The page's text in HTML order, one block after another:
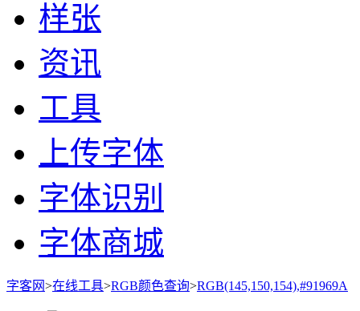
样张
资讯
工具
上传字体
字体识别
字体商城
字客网>在线工具>RGB颜色查询>RGB(145,150,154),#91969A